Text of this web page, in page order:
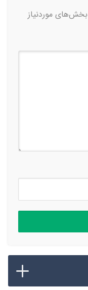
بخش‌های موردنیاز